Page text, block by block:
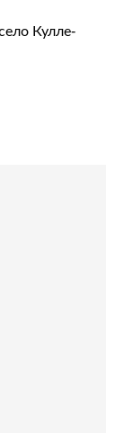
Кулле-